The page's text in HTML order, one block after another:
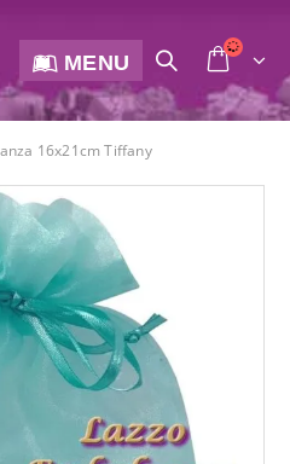
MENU
16x21cm Tiffany